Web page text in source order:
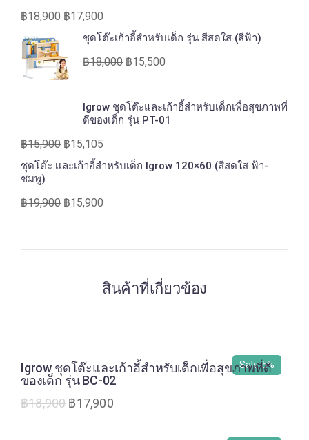
฿18,900 ฿17,900
ชุดโต๊ะเก้าอี้สำหรับเด็ก รุ่น สีสดใส (สีฟ้า)
฿18,000 ฿15,500
Igrow ชุดโต๊ะและเก้าอี้สำหรับเด็กเพื่อสุขภาพที่
ดีของเด็ก รุ่น PT-01
฿15,900 ฿15,105
ชุดโต๊ะ เเละเก้าอี้สำหรับเด็ก Igrow 120×60 (สีสดใส ฟ้า-
ชมพู)
฿19,900 ฿15,900
สินค้าที่เกี่ยวข้อง
Sale 5%
Igrow ชุดโต๊ะและเก้าอี้สำหรับเด็กเพื่อสุขภาพที่ดี
ของเด็ก รุ่น BC-02
฿18,900 ฿17,900